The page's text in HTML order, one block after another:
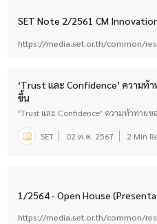
SET Note 2/2561 CM
https://media.set.or.th/common/
‘Trust และ Confidence’ ความท้า
ขึ้น
‘Trust และ Confidence’ ความท้าทายข
SET 02 ต.ค. 2567 2 Min
1/2564 - Open House
https://media.set.or.th/common/